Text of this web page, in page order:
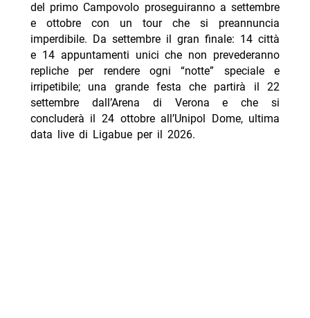
del primo Campovolo proseguiranno a settembre
e ottobre con un tour che si preannuncia
imperdibile. Da settembre il gran finale: 14 città
e 14 appuntamenti unici che non prevederanno
repliche per rendere ogni “notte” speciale e
irripetibile; una grande festa che partirà il 22
settembre dall’Arena di Verona e che si
concluderà il 24 ottobre all’Unipol Dome, ultima
data live di Ligabue per il 2026.